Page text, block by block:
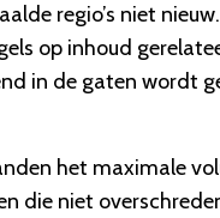
regio’s niet
op inhoud
in de gaten wordt
het maximale
die niet